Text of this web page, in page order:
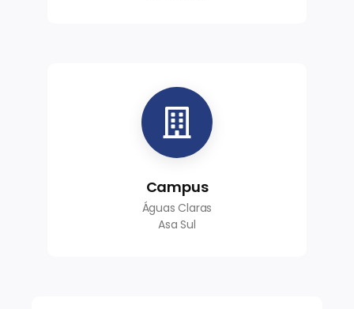
Campus
Águas Claras
Asa Sul